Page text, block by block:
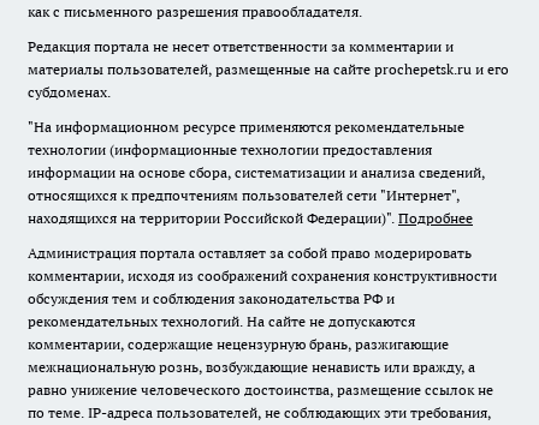
как с письменного разрешения правообладателя.
Редакция портала не несет ответственности за комментарии и
материалы пользователей, размещенные на сайте prochepetsk.ru и его
субдоменах.
"На информационном ресурсе применяются рекомендательные
технологии (информационные технологии предоставления
информации на основе сбора, систематизации и анализа сведений,
относящихся к предпочтениям пользователей сети "Интернет",
находящихся на территории Российской Федерации)". Подробнее
Администрация портала оставляет за собой право модерировать
комментарии, исходя из соображений сохранения конструктивности
обсуждения тем и соблюдения законодательства РФ и
рекомендательных технологий. На сайте не допускаются
комментарии, содержащие нецензурную брань, разжигающие
межнациональную рознь, возбуждающие ненависть или вражду, а
равно унижение человеческого достоинства, размещение ссылок не
по теме. IP-адреса пользователей, не соблюдающих эти требования,